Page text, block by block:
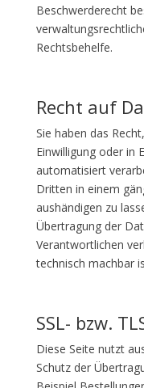
Beschwerderecht
Rechtsbehelfe.
Recht auf
Sie haben das
Einwilligung oder in
automatisiert
Dritten in einem
aushändigen zu
Übertragung der
Verantwortlichen
technisch machbar
SSL- bzw.
Diese Seite nutzt
Schutz der